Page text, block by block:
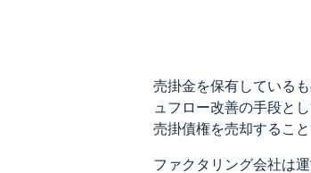
売掛金を保有している
ュフロー改善の手段と
売掛債権を売却するこ
ファクタリング会社は